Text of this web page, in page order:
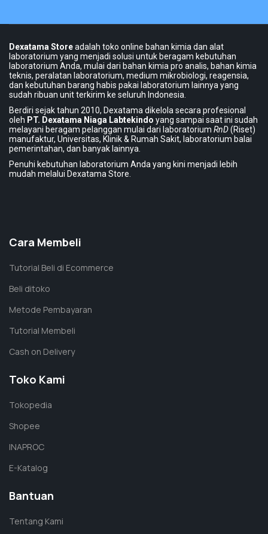
Dexatama Storeadalah toko online bahan kimia dan alat
laboratorium yang menjadi solusi untuk beragam kebutuhan
laboratorium Anda, mulai dari bahan kimia pro analis, bahan kimia
teknis, peralatan laboratorium, medium mikrobiologi, reagensia,
dan kebutuhan barang habis pakai laboratorium lainnya yang
sudah ribuan unit terkirim ke seluruh Indonesia.
Berdiri sejak tahun 2010, Dexatama dikelola secara profesional
oleh PT. Dexatama Niaga Labtekindo yang sampai saat ini sudah
melayani beragam pelanggan mulai dari laboratorium RnD(Riset)
manufaktur, Universitas, Klinik & Rumah Sakit, laboratorium balai
pemerintahan, dan banyak lainnya.
Penuhi kebutuhan laboratorium Anda yang kini menjadi lebih
mudah melalui Dexatama Store.
Cara Membeli
Tutorial Beli di Ecommerce
Beli ditoko
Metode Pembayaran
Tutorial Membeli
Cash on Delivery
Toko Kami
Tokopedia
Shopee
INAPROC
E-Katalog
Bantuan
Tentang Kami